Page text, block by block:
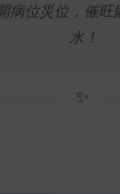
病位災位，催
水！